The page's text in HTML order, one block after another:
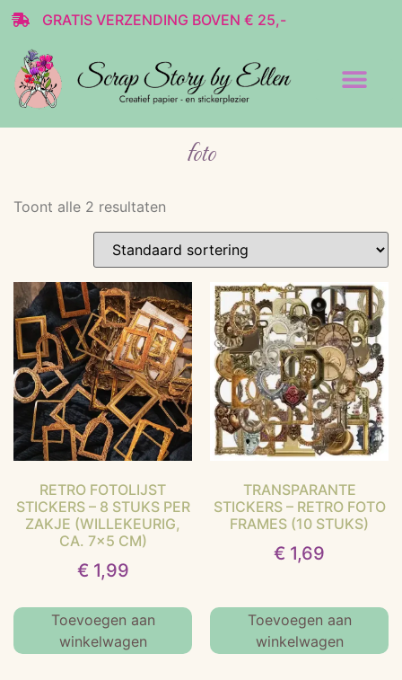
GRATIS VERZENDING BOVEN € 25,-
foto
Toont alle 2 resultaten
RETRO FOTOLIJST
STICKERS – 8 STUKS PER
ZAKJE (WILLEKEURIG,
CA. 7×5 CM)
€ 1,99
Toevoegen aan
winkelwagen
TRANSPARANTE
STICKERS – RETRO FOTO
FRAMES (10 STUKS)
€ 1,69
Toevoegen aan
winkelwagen